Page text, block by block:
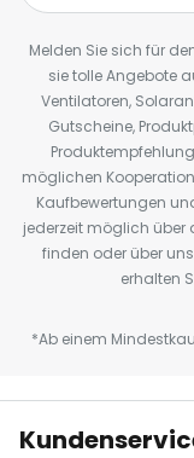
Melden Sie sich für
sie tolle Angebote
Ventilatoren,
Gutscheine,
möglichen
Kaufbewertungen
jederzeit möglich über
finden oder über
erhalten
*Ab einem